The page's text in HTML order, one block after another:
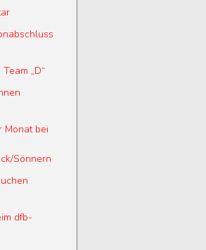
„D“
Monat bei
Sönnern
dfb-